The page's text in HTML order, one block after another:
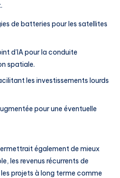
de batteries pour les satellites
d’IA pour la conduite
spatiale.
les investissements lourds
pour une éventuelle
également de mieux
les revenus récurrents de
projets à long terme comme